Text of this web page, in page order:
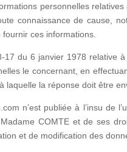
personnelles
connaissance de cause,
ces informations.
du 6 janvier 1978 relative
le concernant, en
laquelle la réponse doit être
n’est publiée à l’insu de
COMTE et de ses
et de modification des